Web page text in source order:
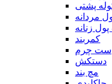
پشتی
مردانه
زنانه
کمربند
ست چرم
دستکش
مچ بند